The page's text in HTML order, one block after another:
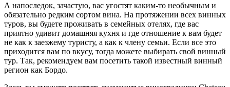
А напоследок, зачастую, вас угостят каким-то необычным и
обязательно редким сортом вина. На протяжении всех винных
туров, вы будете проживать в семейных отелях, где вас
приятно удивит домашняя кухня и где отношение к вам будет
не как к заезжему туристу, а как к члену семьи. Если все это
приходится вам по вкусу, тогда можете выбирать свой винный
тур. Так, рекомендуем вам посетить такой известный винный
регион как Бордо.